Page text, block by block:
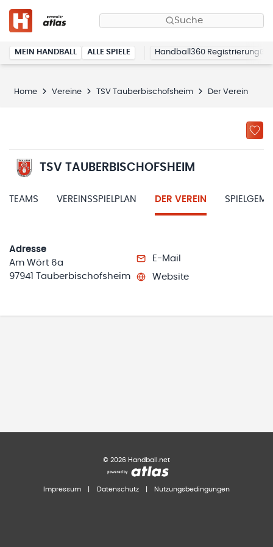
Suche
MEIN HANDBALL ALLE SPIELE Handball360 Registrierung
Home Vereine TSV Tauberbischofsheim Der Verein
TSV TAUBERBISCHOFSHEIM
TEAMS VEREINSSPIELPLAN DER VEREIN
Adresse
Am Wört 6a
97941 Tauberbischofsheim
E-Mail
Website
© 2026 Handball.net
Impressum Datenschutz Nutzungsbedingungen